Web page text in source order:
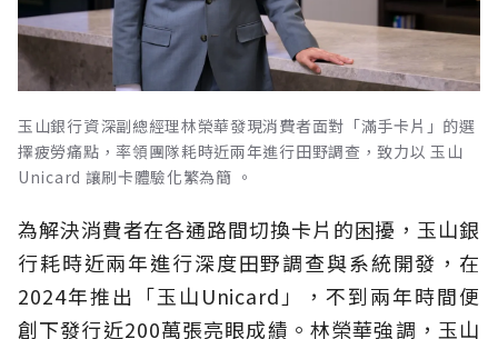
玉山銀行資深副總經理林榮華發現消費者面對「滿手卡片」的選
擇疲勞痛點，率領團隊耗時近兩年進行田野調查，致力以 玉山
Unicard 讓刷卡體驗化繁為簡 。
為解決消費者在各通路間切換卡片的困擾，玉山銀
行耗時近兩年進行深度田野調查與系統開發，在
2024年推出「玉山Unicard」，不到兩年時間便
創下發行近200萬張亮眼成績。林榮華強調，玉山